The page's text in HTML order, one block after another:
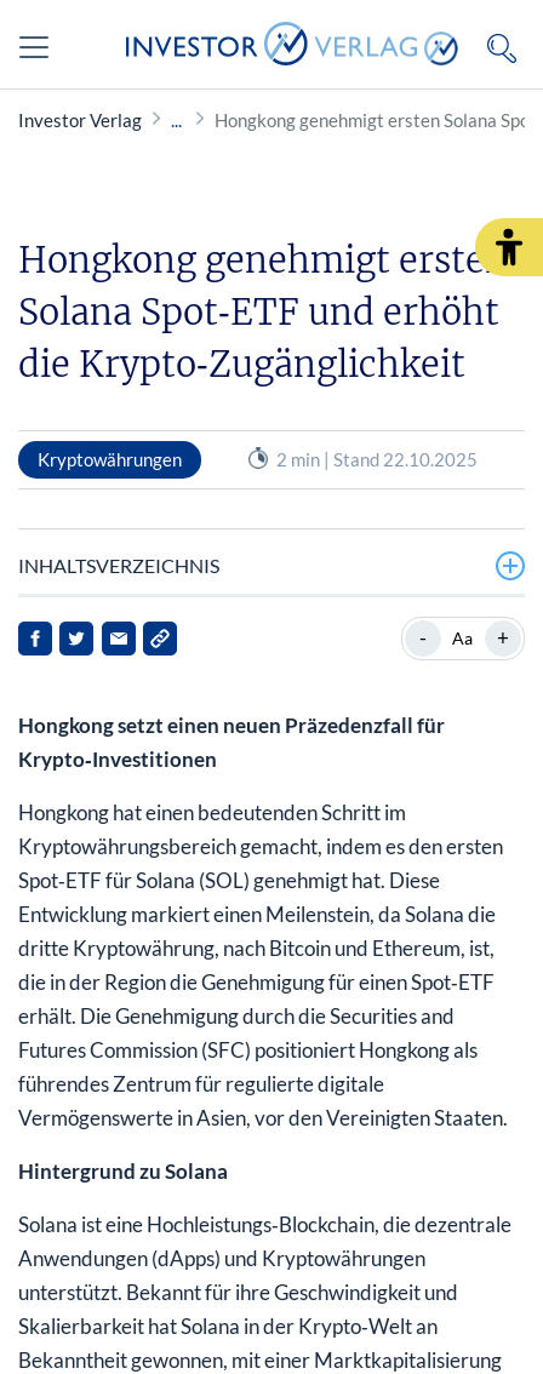
Investor Verlag Hongkong genehmigt ersten Solana
Hongkong genehmigt ersten
Solana Spot‑ETF und erhöht
die Krypto‑Zugänglichkeit
Kryptowährungen 2 min | Stand 22.10.2025
INHALTSVERZEICHNIS
- Aa +
Hongkong setzt einen neuen Präzedenzfall für
Krypto‑Investitionen
Hongkong hat einen bedeutenden Schritt im
Kryptowährungsbereich gemacht, indem es den ersten
Spot‑ETF für Solana (SOL) genehmigt hat. Diese
Entwicklung markiert einen Meilenstein, da Solana die
dritte Kryptowährung, nach Bitcoin und Ethereum, ist,
die in der Region die Genehmigung für einen Spot‑ETF
erhält. Die Genehmigung durch die Securities and
Futures Commission (SFC) positioniert Hongkong als
führendes Zentrum für regulierte digitale
Vermögenswerte in Asien, vor den Vereinigten Staaten.
Hintergrund zu Solana
Solana ist eine Hochleistungs‑Blockchain, die dezentrale
Anwendungen (dApps) und Kryptowährungen
unterstützt. Bekannt für ihre Geschwindigkeit und
Skalierbarkeit hat Solana in der Krypto‑Welt an
Bekanntheit gewonnen, mit einer Marktkapitalisierung